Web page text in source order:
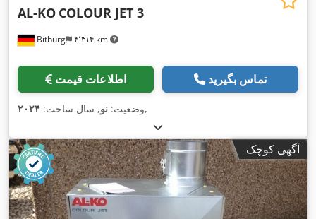
Bitburg ۴٬۳۱۴ km
AL-KO COLOUR JET 3
اطلاعات قیمت تماس بگیرید
وضعیت: نو, سال ساخت: ۲۰۲۴ ,
آگهی کوچک